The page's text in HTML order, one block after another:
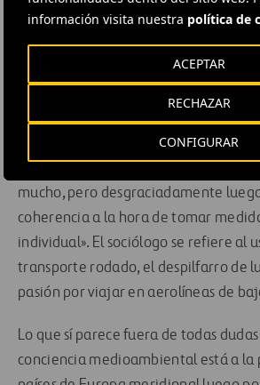
información visita nuestra política de
CONFIGURAR
RECHAZAR
ACEPTAR
Pero no todo el mundo lo ve así
«Los españoles han despertado más
como ahorrar en el consumo
directora gerente de la Fundación
mucho, pero desgraciadamente
coherencia a la hora de tomar
individual». El sociólogo se refiere al
transporte rodado, el despilfarro de
pasión por viajar en aerolíneas de
Lo que sí parece fuera de todas
conciencia medioambiental está a la